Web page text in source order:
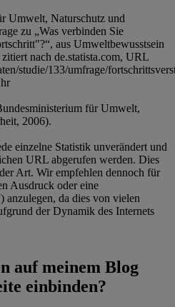
Umwelt, Naturschutz und
zu „Was verbinden Sie
aus Umweltbewusstsein
nach de.statista.com, URL
studie/133/umfrage/
für Umwelt,
2006).
einzelne Statistik unverändert und
URL abgerufen werden. Dies
Art. Wir empfehlen dennoch für
Ausdruck oder eine
anzulegen, da dies von vielen
der Dynamik des Internets
auf meinem Blog
einbinden?